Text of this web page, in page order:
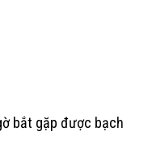
bắt gặp được bạch